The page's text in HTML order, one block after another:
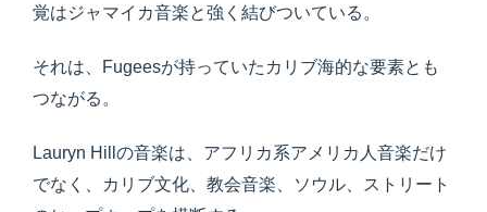
覚はジャマイカ音楽と強く結びついている。
それは、Fugeesが持っていたカリブ海的な要素とも
つながる。
Lauryn Hillの音楽は、アフリカ系アメリカ人音楽だけ
でなく、カリブ文化、教会音楽、ソウル、ストリート